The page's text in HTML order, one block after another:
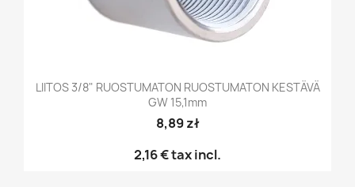
LIITOS 3/8" RUOSTUMATON RUOSTUMATON KESTÄVÄ
GW 15,1mm
8,89 zł
2,16 €tax incl.